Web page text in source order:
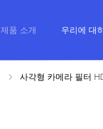
제품 소개 우리에 대
사각형 카메라 필터